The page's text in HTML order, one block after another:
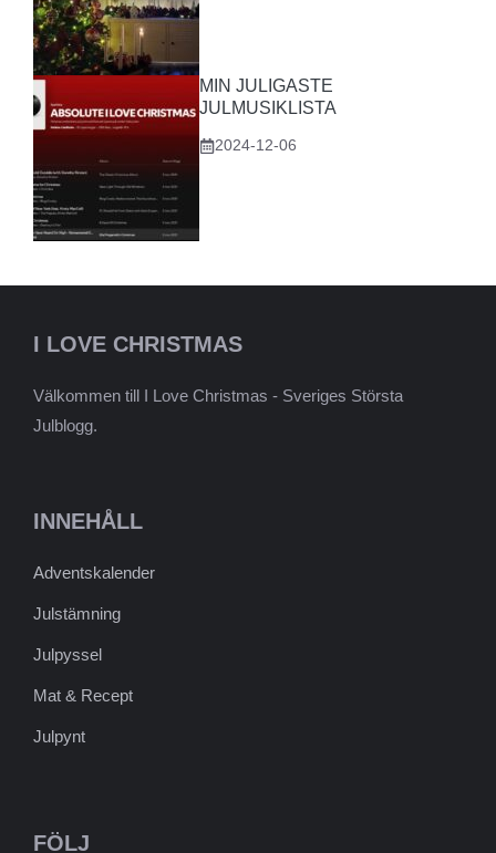
MIN JULIGASTE
JULMUSIKLISTA
2024-12-06
I LOVE CHRISTMAS
Välkommen till I Love Christmas - Sveriges Största
Julblogg.
INNEHÅLL
Adventskalender
Julstämning
Julpyssel
Mat & Recept
Julpynt
FÖLJ